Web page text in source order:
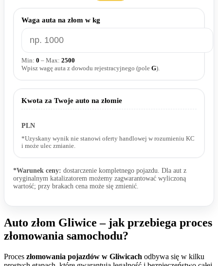
Waga auta na złom w kg
Min: 0 – Max: 2500
Wpisz wagę auta z dowodu rejestracyjnego (pole G).
Kwota za Twoje auto na złomie
PLN
*Uzyskany wynik nie stanowi oferty handlowej w rozumieniu KC
i może ulec zmianie.
*Warunek ceny: dostarczenie kompletnego pojazdu. Dla aut z
oryginalnym katalizatorem możemy zagwarantować wyliczoną
wartość; przy brakach cena może się zmienić.
Auto złom Gliwice – jak przebiega proces
złomowania samochodu?
Proces złomowania pojazdów w Gliwicach odbywa się w kilku